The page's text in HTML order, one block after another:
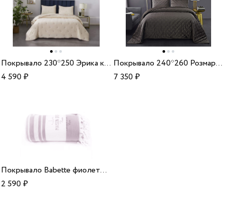
Покрывало 230*250 Эрика крем
4 590₽
Покрывало 240*260 Розмари кофе
7 350₽
Покрывало Babette фиолетовый 155*220 MD
2 590₽